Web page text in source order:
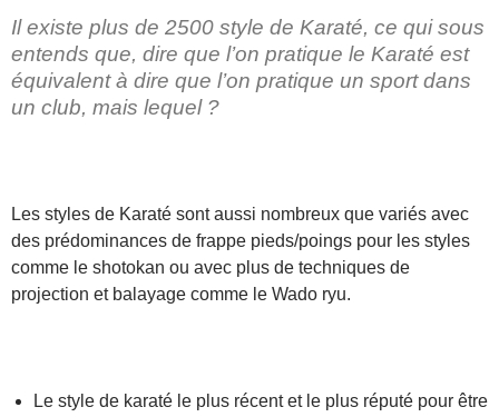
Il existe plus de 2500 style de Karaté, ce qui sous
entends que, dire que l’on pratique le Karaté est
équivalent à dire que l’on pratique un sport dans
un club, mais lequel ?
Les styles de Karaté sont aussi nombreux que variés avec
des prédominances de frappe pieds/poings pour les styles
comme le shotokan ou avec plus de techniques de
projection et balayage comme le Wado ryu.
Le style de karaté le plus récent et le plus réputé pour être